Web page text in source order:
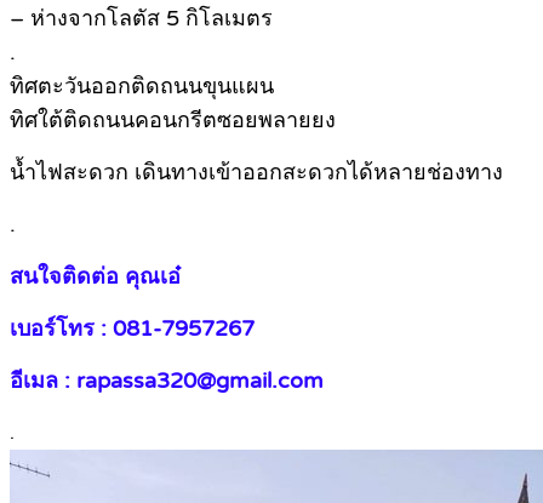
– ห่างจากโลตัส 5 กิโลเมตร
.
ทิศตะวันออกติดถนนขุนแผน
ทิศใต้ติดถนนคอนกรีตซอยพลายยง
น้ำไฟสะดวก เดินทางเข้าออกสะดวกได้หลายช่องทาง
.
สนใจติดต่อ คุณเอ๋
เบอร์โทร : 081-7957267
อีเมล : rapassa320@gmail.com
.